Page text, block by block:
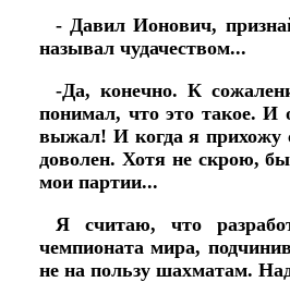
- Давил Ионович,
называл чудачеством...
-Да, конечно. К
понимал, что это такое. И
выжал! И когда я прихожу
доволен. Хотя не скрою,
мои партии...
Я считаю, что
чемпионата мира,
не на пользу шахматам.